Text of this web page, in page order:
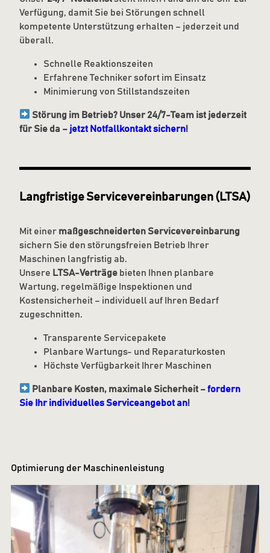
Verfügung, damit Sie bei Störungen schnell
kompetente Unterstützung erhalten – jederzeit und
überall.
Schnelle Reaktionszeiten
Erfahrene Techniker sofort im Einsatz
Minimierung von Stillstandszeiten
Störung im Betrieb? Unser 24/7-Team ist jederzeit
für Sie da – jetzt Notfallkontakt sichern!
Langfristige Servicevereinbarungen (LTSA)
Mit einer maßgeschneiderten Servicevereinbarung
sichern Sie den störungsfreien Betrieb Ihrer
Maschinen langfristig ab.
Unsere LTSA-Verträge bieten Ihnen planbare
Wartung, regelmäßige Inspektionen und
Kostensicherheit – individuell auf Ihren Bedarf
zugeschnitten.
Transparente Servicepakete
Planbare Wartungs- und Reparaturkosten
Höchste Verfügbarkeit Ihrer Maschinen
Planbare Kosten, maximale Sicherheit –fordern
Sie Ihr individuelles Serviceangebot an!
Optimierung der Maschinenleistung